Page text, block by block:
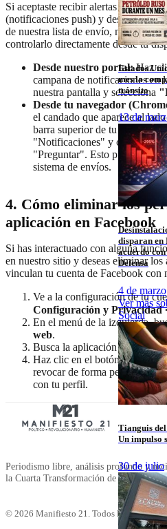
Estados
mes la
tránsito
13 de
disparan en
acuerdo
Defensa
4 de marzo
Ver más
Social
Tianguis
Un impulso
30 de julio
Si aceptaste recibir alertas de
(notificaciones push) y deseas
de nuestra lista de envío, no
controlarlo directamente desde tu
Desde nuestro portal:Haz
campana de notificaciones en
nuestra pantalla y selecciona
Desde tu navegador
el candado que aparece al
barra superior de tu
"Notificaciones" y cambia el
"Preguntar". Esto purgará
sistema de envíos.
4. Cómo eliminar los
aplicación en Facebook
Si has interactuado con alguna
en nuestro sitio y deseas eliminar los
vinculan tu cuenta de Facebook con
Ve a la configuración de tu
Configuración y
En el menú de la izquierda,
web.
Busca la aplicación asociada a
Haz clic en el botónEliminar
revocar de forma permanente
con tu perfil.
Periodismo libre, análisis profundo y
la Cuarta Transformación de México y
© 2026 Manifiesto 21. Todos los derechos